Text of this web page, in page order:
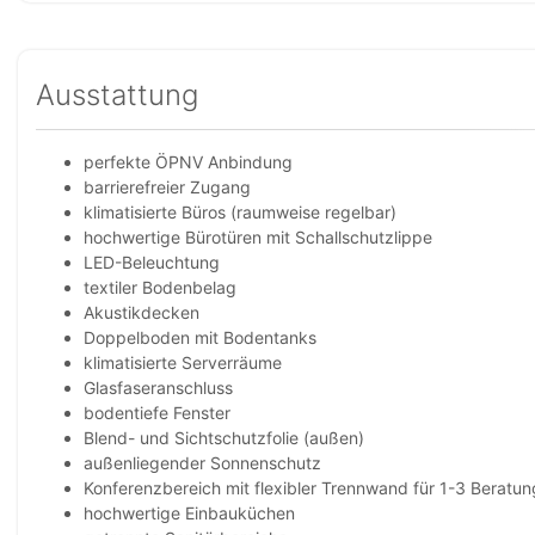
Ausstattung
perfekte ÖPNV Anbindung
barrierefreier Zugang
klimatisierte Büros (raumweise regelbar)
hochwertige Bürotüren mit Schallschutzlippe
LED-Beleuchtung
textiler Bodenbelag
Akustikdecken
Doppelboden mit Bodentanks
klimatisierte Serverräume
Glasfaseranschluss
bodentiefe Fenster
Blend- und Sichtschutzfolie (außen)
außenliegender Sonnenschutz
Konferenzbereich mit flexibler Trennwand für 1-3
hochwertige Einbauküchen